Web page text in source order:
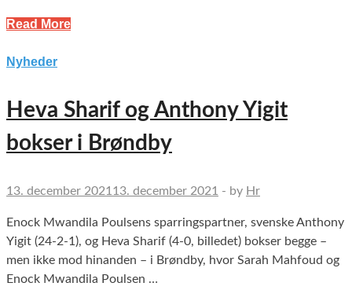
Read More
Nyheder
Heva Sharif og Anthony Yigit
bokser i Brøndby
13. december 202113. december 2021 - by Hr
Enock Mwandila Poulsens sparringspartner, svenske Anthony
Yigit (24-2-1), og Heva Sharif (4-0, billedet) bokser begge –
men ikke mod hinanden – i Brøndby, hvor Sarah Mahfoud og
Enock Mwandila Poulsen …